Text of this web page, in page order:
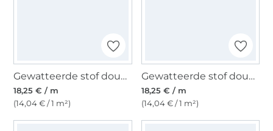
Gewatteerde stof doubleface Enjoy Oriental Garden, greige
18,25 € / m
(14,04 € / 1 m²)
Gewatteerde stof doubleface Enjoy Autumn Twig, greige
18,25 € / m
(14,04 € / 1 m²)